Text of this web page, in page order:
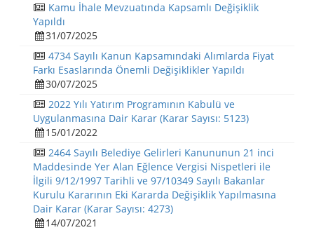
Kamu İhale Mevzuatında Kapsamlı Değişiklik
Yapıldı
31/07/2025
4734 Sayılı Kanun Kapsamındaki Alımlarda Fiyat
Farkı Esaslarında Önemli Değişiklikler Yapıldı
30/07/2025
2022 Yılı Yatırım Programının Kabulü ve
Uygulanmasına Dair Karar (Karar Sayısı: 5123)
15/01/2022
2464 Sayılı Belediye Gelirleri Kanununun 21 inci
Maddesinde Yer Alan Eğlence Vergisi Nispetleri ile
İlgili 9/12/1997 Tarihli ve 97/10349 Sayılı Bakanlar
Kurulu Kararının Eki Kararda Değişiklik Yapılmasına
Dair Karar (Karar Sayısı: 4273)
14/07/2021